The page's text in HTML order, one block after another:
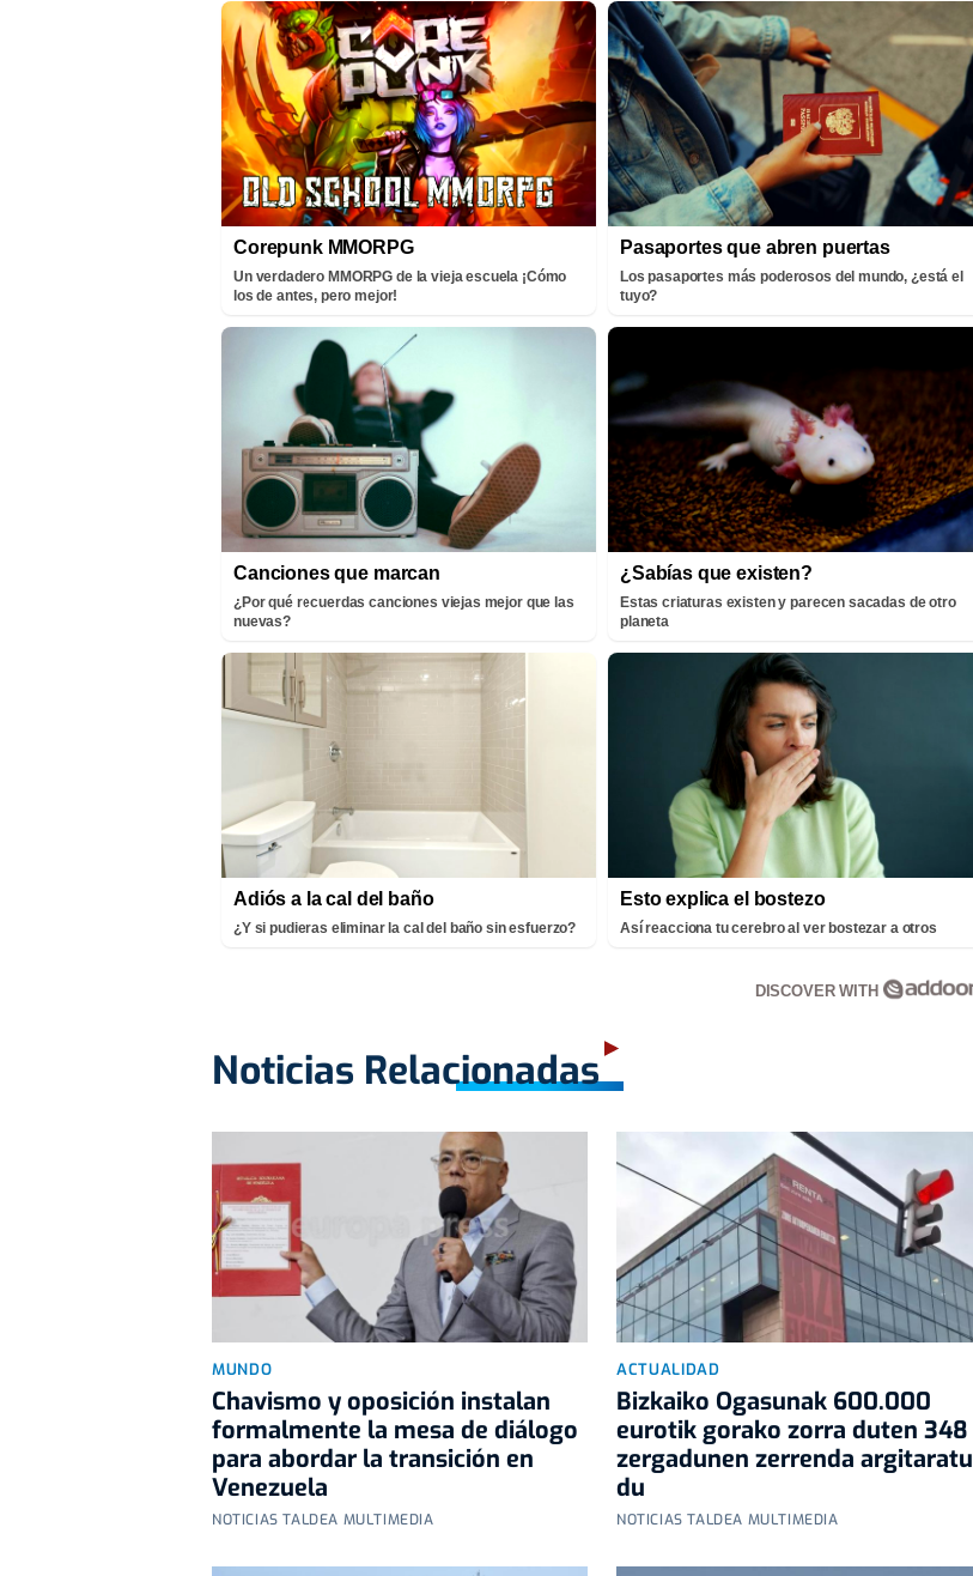
Corepunk MMORPG
Un verdadero MMORPG de la vieja escuela ¡Cómo
los de antes, pero mejor!
Pasaportes que abren puertas
Los pasaportes más poderosos del mundo, ¿está el
tuyo?
Canciones que marcan
¿Por qué recuerdas canciones viejas mejor que las
nuevas?
¿Sabías que existen?
Estas criaturas existen y parecen sacadas de otro
planeta
Adiós a la cal del baño
¿Y si pudieras eliminar la cal del baño sin esfuerzo?
Esto explica el bostezo
Así reacciona tu cerebro al ver bostezar a otros
DISCOVER WITH
Noticias Relacionadas
MUNDO
Chavismo y oposición instalan
formalmente la mesa de diálogo
para abordar la transición en
Venezuela
NOTICIAS TALDEA MULTIMEDIA
ACTUALIDAD
Bizkaiko Ogasunak 600.000
eurotik gorako zorra duten 348
zergadunen zerrenda argitaratu
du
NOTICIAS TALDEA MULTIMEDIA